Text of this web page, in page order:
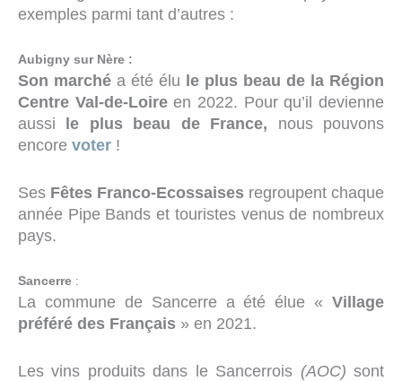
exemples parmi tant d’autres :
Aubigny sur Nère :
Son marché a été élu le plus beau de la Région
Centre Val-de-Loireen 2022. Pour qu’il devienne
aussi
le plus beau de France, nous pouvons
encore voter !
Ses Fêtes Franco-Ecossaises regroupent chaque
année Pipe Bands et touristes venus de nombreux
pays.
Sancerre :
La commune de Sancerre a été élue « Village
préféré des Français » en 2021.
Les vins produits dans le Sancerrois (AOC) sont